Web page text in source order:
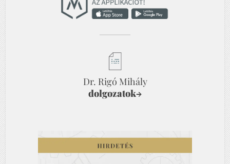
Dr. Rigó Mihály
dolgozatok→